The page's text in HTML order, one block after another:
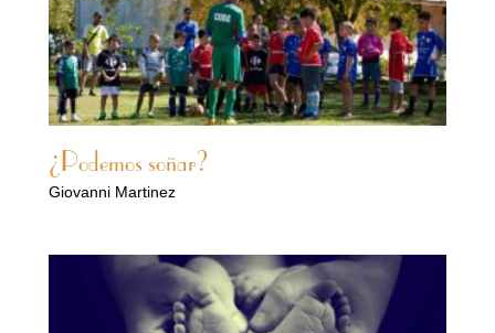
¿Podemos soñar?
Giovanni Martinez